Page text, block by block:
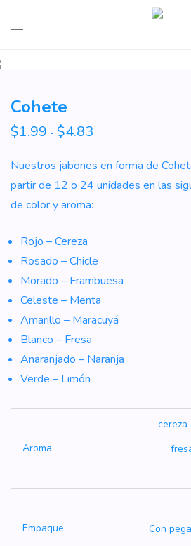
Cohete
$1.99 - $4.83
desde
$1.99
hasta
$4.83
Nuestros jabones en forma de
partir de 12 o 24 unidades en las
de color y aroma:
Rojo – Cereza
Rosado – Chicle
Morado – Frambuesa
Celeste – Menta
Amarillo – Maracuyá
Blanco – Fresa
Anaranjado – Naranja
Verde – Limón
Aroma
cereza
Empaque
Con